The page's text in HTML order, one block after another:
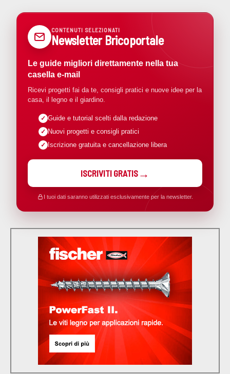
CONTENUTI SELEZIONATI
Newsletter Bricoportale
Le guide migliori direttamente nella tua
casella e-mail
Ricevi progetti fai da te, consigli pratici e nuove idee per la
casa, il legno e il giardino.
Guide e tutorial scelti dalla redazione
Nuovi progetti e consigli pratici
Iscrizione gratuita e cancellazione libera
ISCRIVITI GRATIS
I tuoi dati saranno utilizzati esclusivamente per la newsletter.